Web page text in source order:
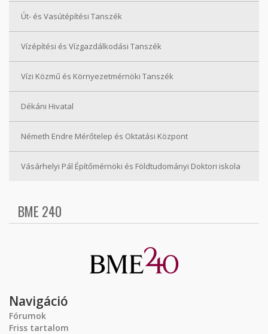
Út- és Vasútépítési Tanszék
Vízépítési és Vízgazdálkodási Tanszék
Vízi Közmű és Környezetmérnöki Tanszék
Dékáni Hivatal
Németh Endre Mérőtelep és Oktatási Központ
Vásárhelyi Pál Építőmérnöki és Földtudományi Doktori iskola
BME 240
Navigáció
Fórumok
Friss tartalom